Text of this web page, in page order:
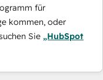
für
kommen, oder
Sie „HubSpot